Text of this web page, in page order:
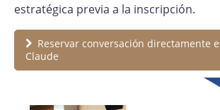
estratégica previa a la inscripción.
Reservar conversación directamente
Claude